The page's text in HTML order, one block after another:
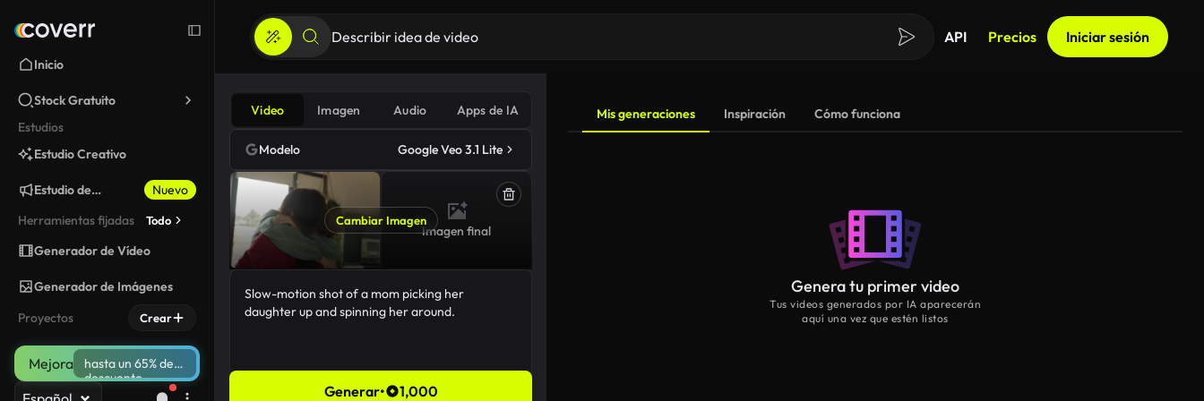
Inicio
Stock Gratuito
Estudios
Estudio Creativo
Estudio de
Nuevo
Herramientas fijadas
Todo
Generador de Vídeo
Generador de Imágenes
Proyectos
Crear
Mejora
hasta un 65% de
descuento
API Precios Iniciar sesión
Video Imagen Audio Apps de IA
Modelo Google Veo 3.1 Lite
Cambiar Imagen
Imagen final
Generar• 1,000
Mis generaciones Inspiración Cómo funciona
Genera tu primer video
Tus videos generados por IA aparecerán
aquí una vez que estén listos